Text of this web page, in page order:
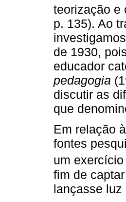
teorização e
p. 135). Ao
de 1930,
educador
pedagogia
discutir as
que
Em relação
fontes
um
fim de
lançasse luz